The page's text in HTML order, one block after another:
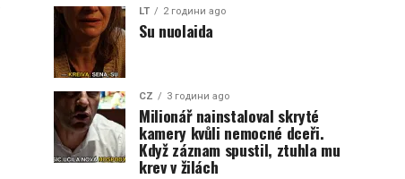
LT 2 години ago
Su nuolaida
CZ 3 години ago
Milionář nainstaloval skryté
kamery kvůli nemocné dceři.
Když záznam spustil, ztuhla mu
krev v žilách